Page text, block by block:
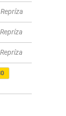
Repríza
Repríza
Repríza